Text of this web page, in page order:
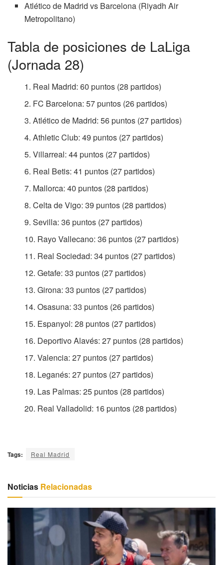
Atlético de Madrid vs Barcelona (Riyadh Air
Metropolitano)
Tabla de posiciones de LaLiga
(Jornada 28)
Real Madrid: 60 puntos (28 partidos)
FC Barcelona: 57 puntos (26 partidos)
Atlético de Madrid: 56 puntos (27 partidos)
Athletic Club: 49 puntos (27 partidos)
Villarreal: 44 puntos (27 partidos)
Real Betis: 41 puntos (27 partidos)
Mallorca: 40 puntos (28 partidos)
Celta de Vigo: 39 puntos (28 partidos)
Sevilla: 36 puntos (27 partidos)
Rayo Vallecano: 36 puntos (27 partidos)
Real Sociedad: 34 puntos (27 partidos)
Getafe: 33 puntos (27 partidos)
Girona: 33 puntos (27 partidos)
Osasuna: 33 puntos (26 partidos)
Espanyol: 28 puntos (27 partidos)
Deportivo Alavés: 27 puntos (28 partidos)
Valencia: 27 puntos (27 partidos)
Leganés: 27 puntos (27 partidos)
Las Palmas: 25 puntos (28 partidos)
Real Valladolid: 16 puntos (28 partidos)
Tags: Real Madrid
Noticias Relacionadas